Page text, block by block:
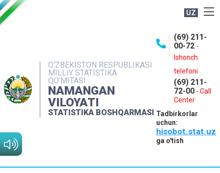
UZ
O‘ZBEKISTON RESPUBLIKASI
MILLIY STATISTIKA
QO‘MITASI
NAMANGAN
VILOYATI
STATISTIKA BOSHQARMASI
(69) 211-
00-72 -
Ishonch
telefoni
(69) 211-
72-00 - Call
Center
Tadbirkorlar
uchun:
hisobot.stat.uz
ga o'tish
NASHRLAR
INTERAKTIV XIZMATLAR
MATBUOT XIZMATI
MUROJAATLAR